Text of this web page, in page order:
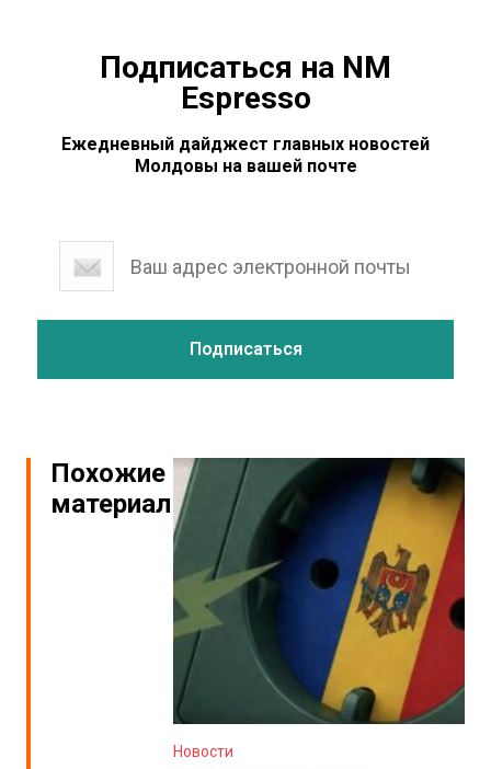
Подписаться на NM
Espresso
Ежедневный дайджест главных новостей
Молдовы на вашей почте
Похожие
материалы
Новости